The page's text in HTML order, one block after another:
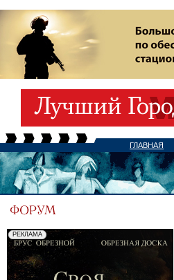
ГЛАВНАЯ